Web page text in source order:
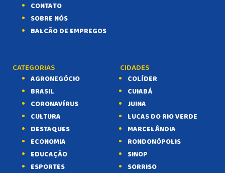
CONTATO
SOBRE NÓS
BALCÃO DE EMPREGOS
CATEGORIAS
AGRONEGÓCIO
BRASIL
CORONAVÍRUS
CULTURA
DESTAQUES
ECONOMIA
EDUCAÇÃO
ESPORTES
CIDADES
COLÍDER
CUIABÁ
JUINA
LUCAS DO RIO VERDE
MARCELÂNDIA
RONDONÓPOLIS
SINOP
SORRISO